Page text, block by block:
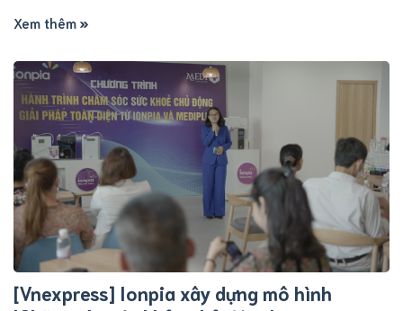
Xem thêm
[Vnexpress] Ionpia xây dựng mô hình